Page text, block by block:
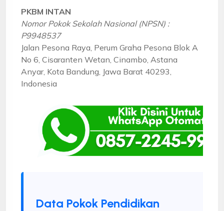
PKBM INTAN
Nomor Pokok Sekolah Nasional (NPSN) :
P9948537
Jalan Pesona Raya, Perum Graha Pesona Blok A
No 6, Cisaranten Wetan, Cinambo, Astana
Anyar, Kota Bandung, Jawa Barat 40293,
Indonesia
Data Pokok Pendidikan